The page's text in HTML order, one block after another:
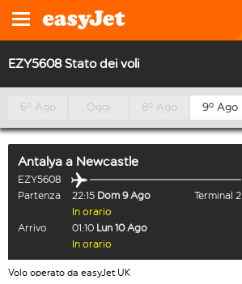
EZY5608 Stato dei voli
6º Ago Oggi 8º Ago 9º Ago
Antalya a Newcastle
EZY5608
Partenza
22:15 Dom 9 Ago
Terminal 2
In orario
Arrivo
01:10 Lun 10 Ago
In orario
Volo operato da easyJet UK